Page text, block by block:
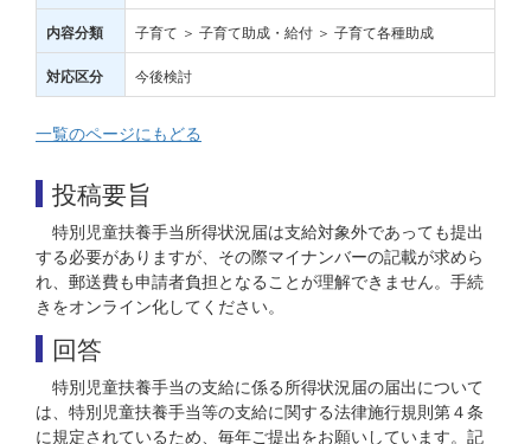
内容分類 子育て ＞ 子育て助成・給付 ＞ 子育て各種助成
対応区分 今後検討
一覧のページにもどる
投稿要旨
特別児童扶養手当所得状況届は支給対象外であっても提出
する必要がありますが、その際マイナンバーの記載が求めら
れ、郵送費も申請者負担となることが理解できません。手続
きをオンライン化してください。
回答
特別児童扶養手当の支給に係る所得状況届の届出について
は、特別児童扶養手当等の支給に関する法律施行規則第４条
に規定されているため、毎年ご提出をお願いしています。記